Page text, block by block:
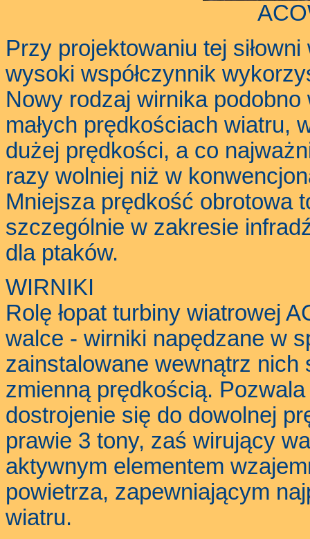
Przy projektowaniu tej
wysoki współczynnik
Nowy rodzaj wirnika
małych prędkościach wiatru,
dużej prędkości, a co
razy wolniej niż w
Mniejsza prędkość obrotowa
szczególnie w zakresie
dla ptaków.
WIRNIKI
Rolę łopat turbiny wiatrowej
walce - wirniki napędzane w
zainstalowane wewnątrz
zmienną prędkością.
dostrojenie się do dowolnej
prawie 3 tony, zaś wirujący
aktywnym elementem
powietrza, zapewniającym
wiatru.